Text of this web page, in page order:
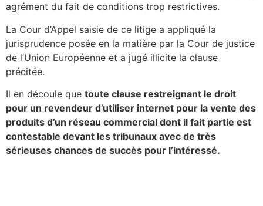
agrément du fait de conditions trop restrictives.
La Cour d’Appel saisie de ce litige a appliqué la
jurisprudence posée en la matière par la Cour de justice
de l’Union Européenne et a jugé illicite la clause
précitée.
Il en découle que toute clause restreignant le droit
pour un revendeur d’utiliser internet pour la vente des
produits d’un réseau commercial dont il fait partie est
contestable devant les tribunaux avec de très
sérieuses chances de succès pour l’intéressé.